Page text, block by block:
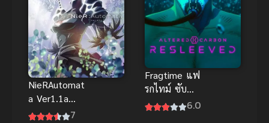
NieRAutomat
a Ver1.1a
Part 1 เนียร์
7
Fragtime แฟ
รกไทม์ ซับ
ไทย
6.0